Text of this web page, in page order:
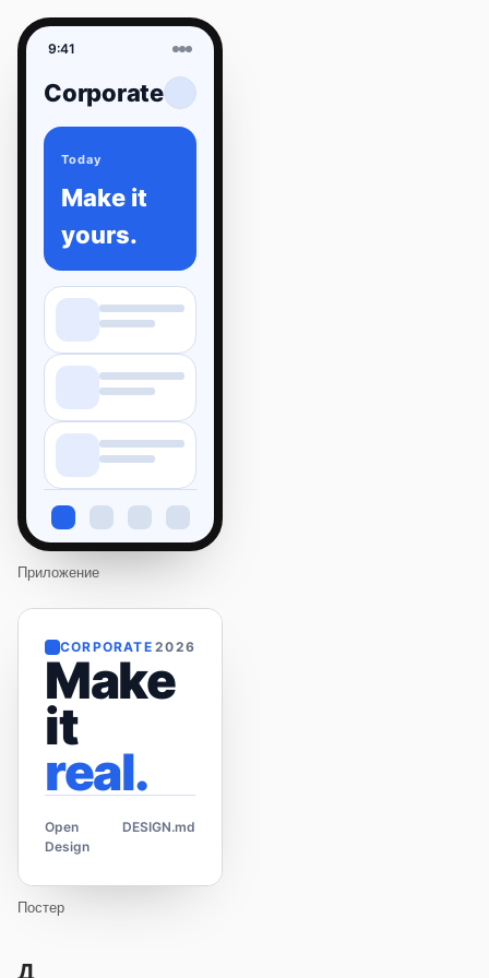
9:41
Corporate
Today
Make it
yours.
Приложение
CORPORATE 2026
Make
it
real.
Open
Design
DESIGN.md
Постер
Д